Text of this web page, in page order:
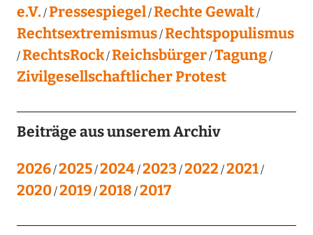
e.V. Pressespiegel Rechte Gewalt
Rechtsextremismus Rechtspopulismus
RechtsRock Reichsbürger Tagung
Zivilgesellschaftlicher Protest
Beiträge aus unserem Archiv
2026 2025 2024 2023 2022 2021
2020 2019 2018 2017